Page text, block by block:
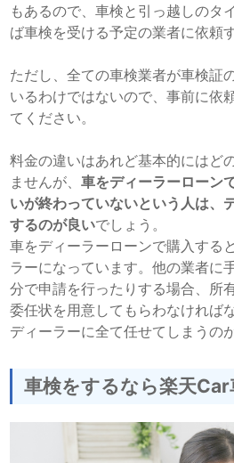
もあるので、車検と引っ越しのタ
ば車検を受ける予定の業者に依頼
ただし、全ての車検業者が車検証
いるわけではないので、事前に依
てください。
料金の違いはあれど基本的にはど
ませんが、車をディーラーローン
いが終わっていないという人は、
するのが良いでしょう。
車をディーラーローンで購入する
ラーになっています。他の業者に
分で申請を行ったりする場合、所
委任状を用意してもらわなければ
ディーラーに全て任せてしまうの
車検をするなら楽天Car